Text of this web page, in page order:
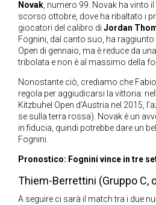
Novak, numero 99. Novak ha vinto
scorso ottobre, dove ha ribaltato i
giocatori del calibro di Jordan
Fognini, dal canto suo, ha
Open di gennaio, ma è reduce da
tribolata e non è al massimo della
Nonostante ciò, crediamo che
regola per aggiudicarsi la vittoria:
Kitzbuhel Open d’Austria nel 2015,
se sulla terra rossa). Novak è un
in fiducia, quindi potrebbe dare un
Fognini.
Pronostico: Fognini vince in tre
Thiem-Berrettini (Gruppo C,
A seguire ci sarà il match tra i due